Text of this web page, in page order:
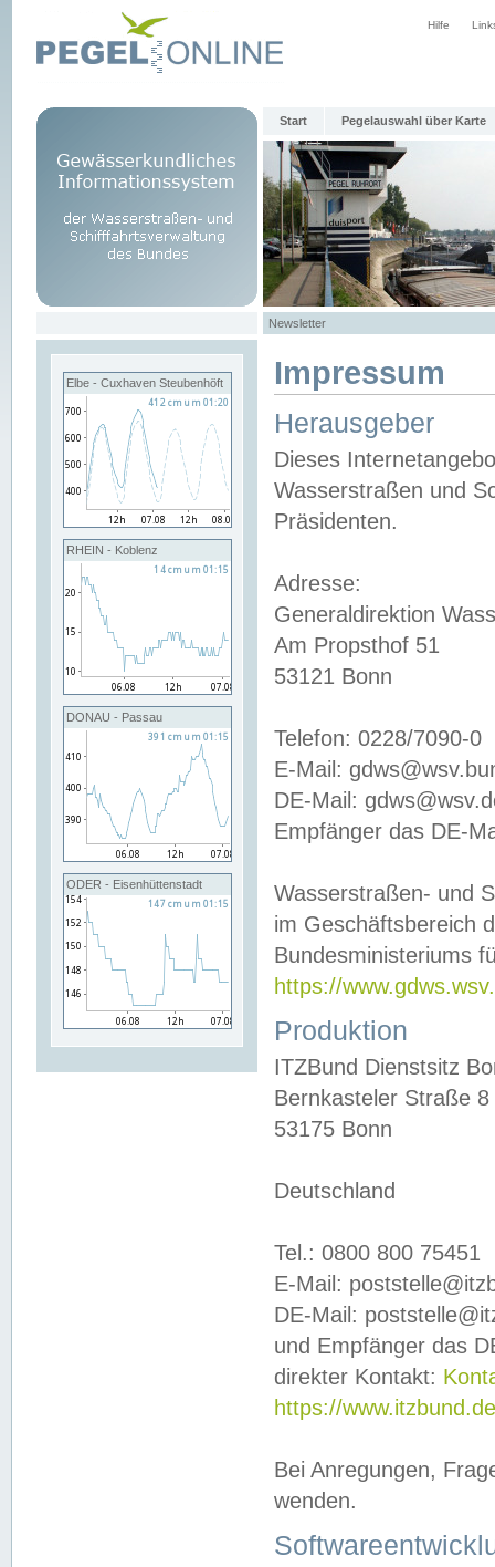
Hilfe
Start Pegelauswahl über Karte
Newsletter
Elbe - Cuxhaven Steubenhöft
RHEIN - Koblenz
DONAU - Passau
ODER - Eisenhüttenstadt
Impressum
Herausgeber
Dieses
Wasserstraßen und
Präsidenten.
Adresse:
Generaldirektion
Am Propsthof 51
53121 Bonn
Telefon: 0228/7090-0
E-Mail:
DE-Mail:
Empfänger das DE-
Wasserstraßen- und
im Geschäftsbereich
Bundesministeriums
https://
Produktion
ITZBund Dienstsitz
Bernkasteler Straße 8
53175 Bonn
Deutschland
Tel.: 0800 800 75451
E-Mail:
DE-Mail:
und Empfänger das
direkter Kontakt:
https://
Bei Anregungen,
wenden.